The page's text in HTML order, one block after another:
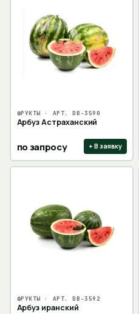
ФРУКТЫ · АРТ.DB-3590
Арбуз Астраханский
по запросу + В заявку
ФРУКТЫ · АРТ.DB-3592
Арбуз иранский